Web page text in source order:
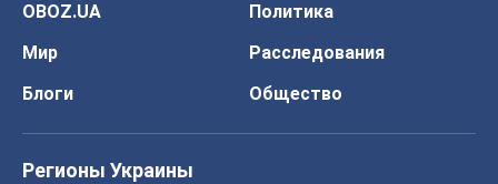
OBOZ.UA
Политика
Мир
Расследования
Блоги
Общество
Регионы Украины